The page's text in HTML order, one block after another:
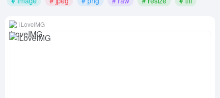
iLoveIMG